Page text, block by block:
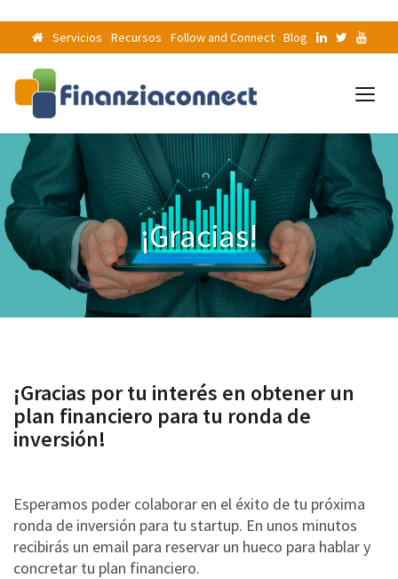
Servicios Recursos Follow and Connect Blog
¡Gracias!
¡Gracias por tu interés en obtener un
plan financiero para tu ronda de
inversión!
Esperamos poder colaborar en el éxito de tu próxima
ronda de inversión para tu startup. En unos minutos
recibirás un email para reservar un hueco para hablar y
concretar tu plan financiero.